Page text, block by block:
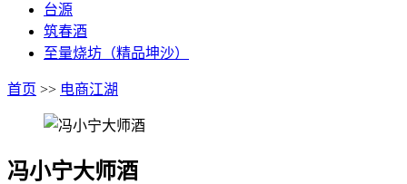
台源
筑春酒
至量烧坊（精品坤沙）
首页 >> 电商江湖
冯小宁大师酒